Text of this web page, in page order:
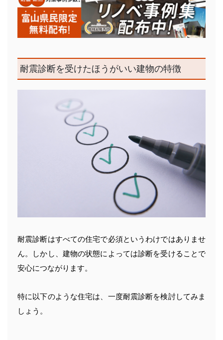
耐震診断を受けたほうがいい建物の特徴
耐震診断はすべての住宅で必須というわけではありませ
ん。しかし、建物の状態によっては診断を受けることで
安心につながります。
特に以下のような住宅は、一度耐震診断を検討してみま
しょう。